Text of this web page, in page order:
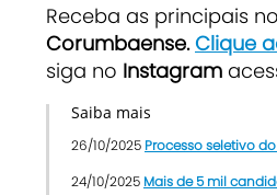
Receba as principais
Corumbaense.Clique
siga no Instagram
Saiba mais
26/10/2025 Processo seletivo
24/10/2025 Mais de 5 mil